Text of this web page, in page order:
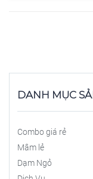
DANH MỤC
Combo giá rẻ
Mâm lẻ
Dạm Ngỏ